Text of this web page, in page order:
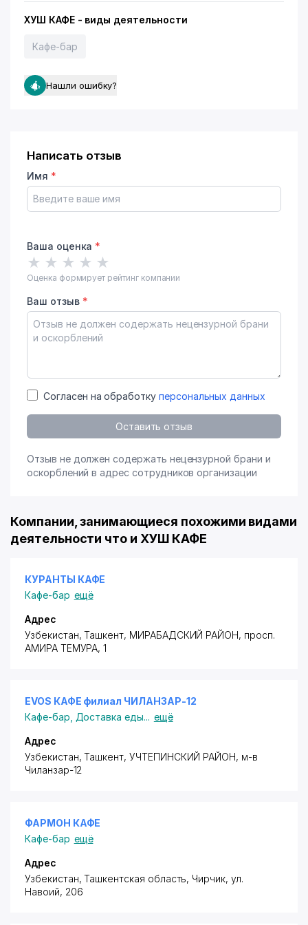
ХУШ КАФЕ - виды деятельности
Кафе-бар
Нашли ошибку?
Написать отзыв
Имя *
Ваша оценка *
★ ★ ★ ★ ★
Оценка формирует рейтинг компании
Ваш отзыв *
Согласен на обработку персональных данных
Оставить отзыв
Отзыв не должен содержать нецензурной брани и
оскорблений в адрес сотрудников организации
Компании, занимающиеся похожими видами
деятельности что и ХУШ КАФЕ
КУРАНТЫ КАФЕ
Кафе-бар ещё
Адрес
Узбекистан, Ташкент, МИРАБАДСКИЙ РАЙОН, просп.
АМИРА ТЕМУРА, 1
EVOS КАФЕ филиал ЧИЛАНЗАР-12
Кафе-бар Доставка еды... ещё
Адрес
Узбекистан, Ташкент, УЧТЕПИНСКИЙ РАЙОН, м-в
Чиланзар-12
ФАРМОН КАФЕ
Кафе-бар ещё
Адрес
Узбекистан, Ташкентская область, Чирчик, ул.
Навоий, 206